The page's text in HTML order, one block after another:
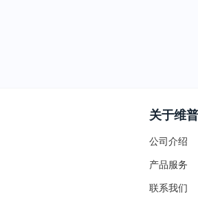
关于维普
公司介绍
产品服务
联系我们